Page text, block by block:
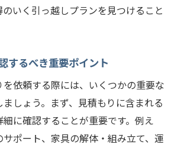
っておきたいトラブル対策
後の新生活準備のポイント
いく引っ越しプランを見つけること
するべき重要ポイント
依頼する際には、いくつかの重要な
しょう。まず、見積もりに含まれる
に確認することが重要です。例え
ポート、家具の解体・組み立て、運